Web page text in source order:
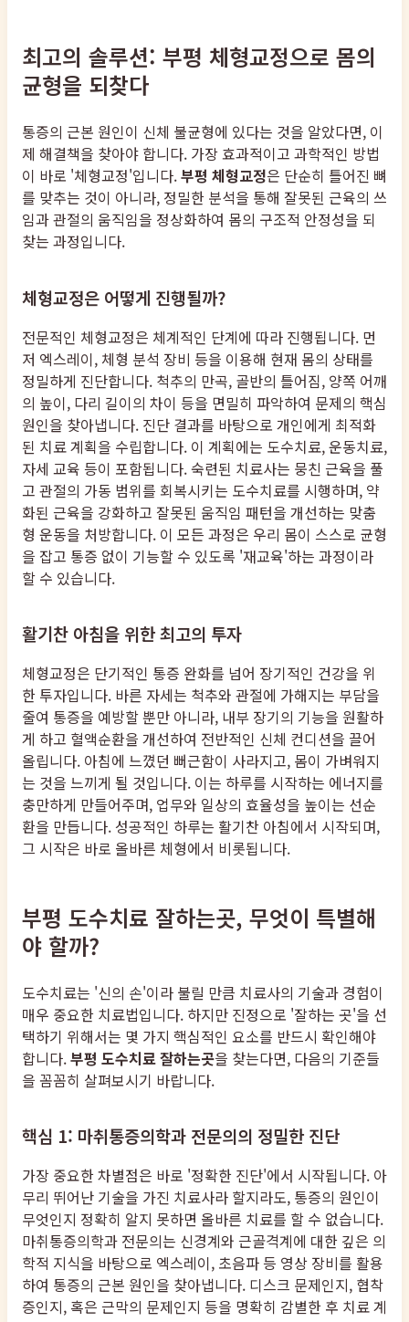
최고의 솔루션: 부평 체형교정으로 몸의
균형을 되찾다
통증의 근본 원인이 신체 불균형에 있다는 것을 알았다면, 이
제 해결책을 찾아야 합니다. 가장 효과적이고 과학적인 방법
이 바로 '체형교정'입니다.부평 체형교정은 단순히 틀어진 뼈
를 맞추는 것이 아니라, 정밀한 분석을 통해 잘못된 근육의 쓰
임과 관절의 움직임을 정상화하여 몸의 구조적 안정성을 되
찾는 과정입니다.
체형교정은 어떻게 진행될까?
전문적인 체형교정은 체계적인 단계에 따라 진행됩니다. 먼
저 엑스레이, 체형 분석 장비 등을 이용해 현재 몸의 상태를
정밀하게 진단합니다. 척추의 만곡, 골반의 틀어짐, 양쪽 어깨
의 높이, 다리 길이의 차이 등을 면밀히 파악하여 문제의 핵심
원인을 찾아냅니다. 진단 결과를 바탕으로 개인에게 최적화
된 치료 계획을 수립합니다. 이 계획에는 도수치료, 운동치료,
자세 교육 등이 포함됩니다. 숙련된 치료사는 뭉친 근육을 풀
고 관절의 가동 범위를 회복시키는 도수치료를 시행하며, 약
화된 근육을 강화하고 잘못된 움직임 패턴을 개선하는 맞춤
형 운동을 처방합니다. 이 모든 과정은 우리 몸이 스스로 균형
을 잡고 통증 없이 기능할 수 있도록 '재교육'하는 과정이라
할 수 있습니다.
활기찬 아침을 위한 최고의 투자
체형교정은 단기적인 통증 완화를 넘어 장기적인 건강을 위
한 투자입니다. 바른 자세는 척추와 관절에 가해지는 부담을
줄여 통증을 예방할 뿐만 아니라, 내부 장기의 기능을 원활하
게 하고 혈액순환을 개선하여 전반적인 신체 컨디션을 끌어
올립니다. 아침에 느꼈던 뻐근함이 사라지고, 몸이 가벼워지
는 것을 느끼게 될 것입니다. 이는 하루를 시작하는 에너지를
충만하게 만들어주며, 업무와 일상의 효율성을 높이는 선순
환을 만듭니다. 성공적인 하루는 활기찬 아침에서 시작되며,
그 시작은 바로 올바른 체형에서 비롯됩니다.
부평 도수치료 잘하는곳, 무엇이 특별해
야 할까?
도수치료는 '신의 손'이라 불릴 만큼 치료사의 기술과 경험이
매우 중요한 치료법입니다. 하지만 진정으로 '잘하는 곳'을 선
택하기 위해서는 몇 가지 핵심적인 요소를 반드시 확인해야
합니다.부평 도수치료 잘하는곳을 찾는다면, 다음의 기준들
을 꼼꼼히 살펴보시기 바랍니다.
핵심 1: 마취통증의학과 전문의의 정밀한 진단
가장 중요한 차별점은 바로 '정확한 진단'에서 시작됩니다. 아
무리 뛰어난 기술을 가진 치료사라 할지라도, 통증의 원인이
무엇인지 정확히 알지 못하면 올바른 치료를 할 수 없습니다.
마취통증의학과 전문의는 신경계와 근골격계에 대한 깊은 의
학적 지식을 바탕으로 엑스레이, 초음파 등 영상 장비를 활용
하여 통증의 근본 원인을 찾아냅니다. 디스크 문제인지, 협착
증인지, 혹은 근막의 문제인지 등을 명확히 감별한 후 치료 계